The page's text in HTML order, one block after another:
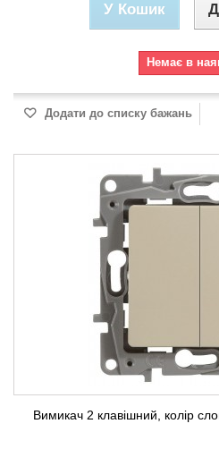
У Кошик
Немає в
Додати до списку бажань
Вимикач 2 клавішний, колір